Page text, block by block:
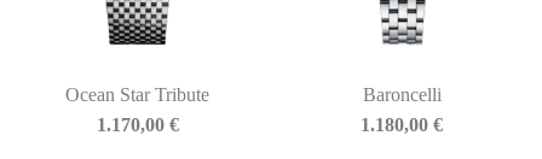
Ocean Star Tribute
1.170,00 €
Baroncelli
1.180,00€